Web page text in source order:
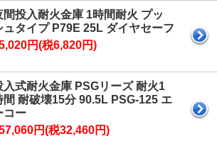
間投入耐火金庫 1時間耐火 プッ
ュタイプ P79E 25L ダイヤセーフ
円(税6,820円)
入式耐火金庫 PSGリーズ 耐火1
間 耐破壊15分 90.5L PSG-125 エ
コー
円(税32,460円)